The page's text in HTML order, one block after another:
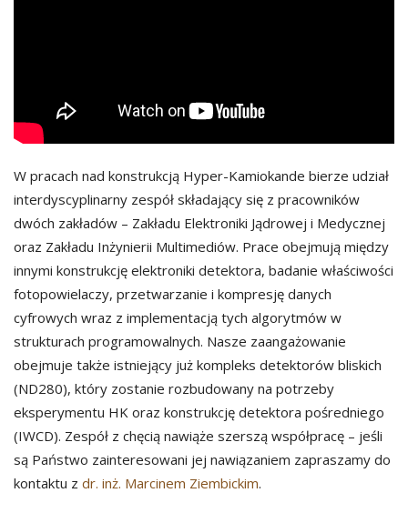
W pracach nad konstrukcją Hyper-Kamiokande bierze udział
interdyscyplinarny zespół składający się z pracowników
dwóch zakładów – Zakładu Elektroniki Jądrowej i Medycznej
oraz Zakładu Inżynierii Multimediów. Prace obejmują między
innymi konstrukcję elektroniki detektora, badanie właściwości
fotopowielaczy, przetwarzanie i kompresję danych
cyfrowych wraz z implementacją tych algorytmów w
strukturach programowalnych. Nasze zaangażowanie
obejmuje także istniejący już kompleks detektorów bliskich
(ND280), który zostanie rozbudowany na potrzeby
eksperymentu HK oraz konstrukcję detektora pośredniego
(IWCD). Zespół z chęcią nawiąże szerszą współpracę – jeśli
są Państwo zainteresowani jej nawiązaniem zapraszamy do
kontaktu z dr. inż. Marcinem Ziembickim.